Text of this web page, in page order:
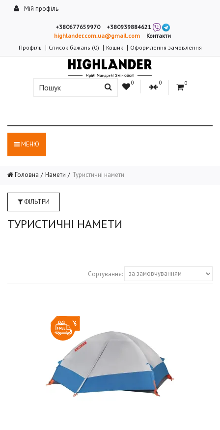
Мій профіль
+380677659970
+380939884621
highlander.com.ua@gmail.com
Контакти
Профіль
Список бажань (0) Кошик Оформлення замовлення
0 0 0
МЕНЮ
Головна Намети Туристичні намети
ФІЛЬТРИ
ТУРИСТИЧНІ НАМЕТИ
Сортування:
-20%